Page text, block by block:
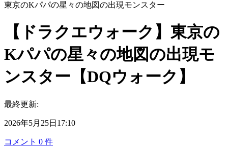
東京のKパパの星々の地図の出現モンスター
【ドラクエウォーク】東京の
Kパパの星々の地図の出現モ
ンスター【DQウォーク】
最終更新:
2026年5月25日17:10
コメント 0 件